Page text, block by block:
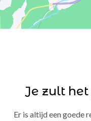
Je zult
Er is altijd een goede